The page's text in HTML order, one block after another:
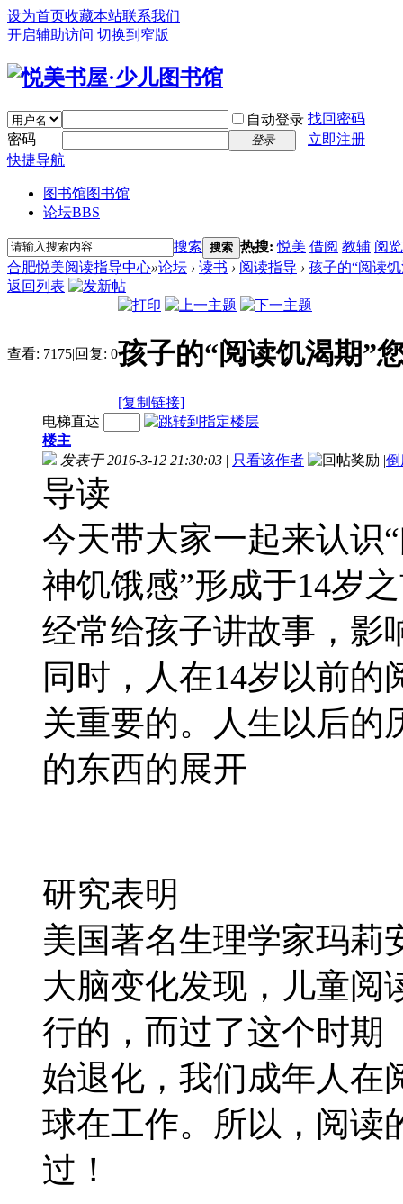
设为首页收藏本站联系我们
开启辅助访问 切换到窄版
自动登录 找回密码
密码
登录
立即注册
快捷导航
图书馆图书馆
论坛BBS
搜索 搜索 热搜:悦美 借阅 教辅 阅览
合肥悦美阅读指导中心»论坛 › 读书 › 阅读指导 › 孩子的“阅读
返回列表
查看: 7175|回复: 0孩子的“阅读饥渴期”
[复制链接]
电梯直达
楼主
发表于 2016-3-12 21:30:03 | 只看该作者 |倒
导读
今天带大家一起来认识
神饥饿感”形成于14岁
经常给孩子讲故事，影
同时，人在14岁以前
关重要的。人生以后的
的东西的展开
研究表明
美国著名生理学家玛莉
大脑变化发现，儿童阅
行的，而过了这个时期
始退化，我们成年人在
球在工作。所以，阅读
过！